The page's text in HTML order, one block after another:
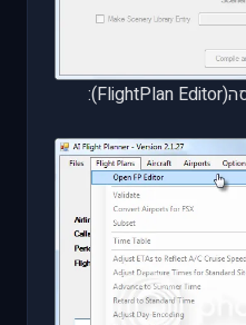
FlightPlan Editor
):